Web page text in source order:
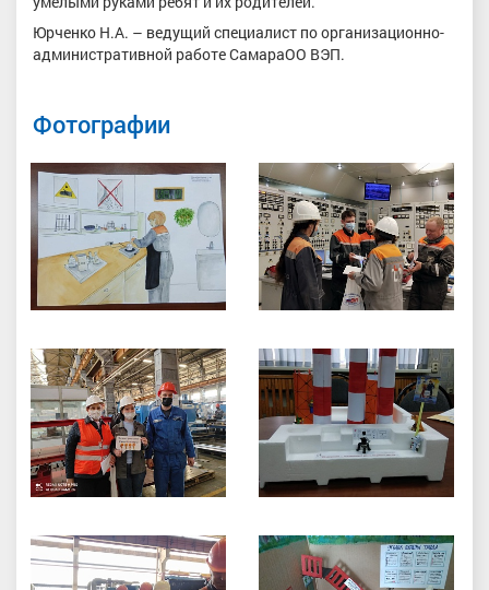
Юрченко Н.А. – ведущий специалист по организационно-
административной работе СамараОО ВЭП.
Фотографии